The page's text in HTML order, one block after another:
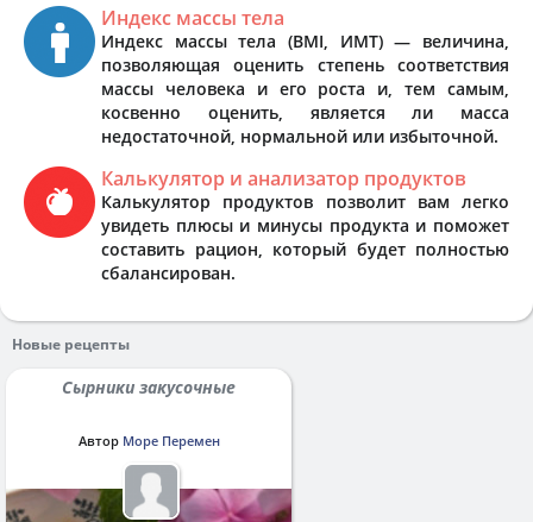
Индекс массы тела
Индекс массы тела (BMI, ИМТ) — величина,
позволяющая оценить степень соответствия
массы человека и его роста и, тем самым,
косвенно оценить, является ли масса
недостаточной, нормальной или избыточной.
Калькулятор и анализатор продуктов
Калькулятор продуктов позволит вам легко
увидеть плюсы и минусы продукта и поможет
составить рацион, который будет полностью
сбалансирован.
Новые рецепты
Сырники закусочные
Автор Море Перемен